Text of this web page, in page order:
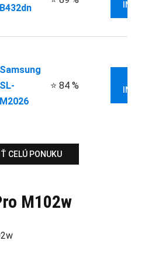
B432dn
Samsung
SL-
M2026
⭐ 84 %
CELÚ PONUKU
M102w